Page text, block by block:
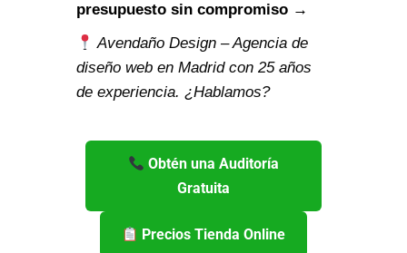
presupuesto sin compromiso →
Avendaño Design – Agencia de
diseño web en Madrid con 25 años
de experiencia. ¿Hablamos?
Obtén una Auditoría
Gratuita
Precios Tienda Online